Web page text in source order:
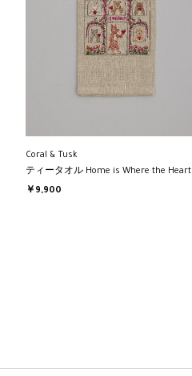
Coral & Tusk
ティータオル Home is Where the Heart
￥9,900